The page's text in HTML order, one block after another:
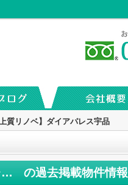
上質リノベ】ダイアパレス宇品
【上質リノベ】ダイアパレス宇品 の過去掲載物件情報